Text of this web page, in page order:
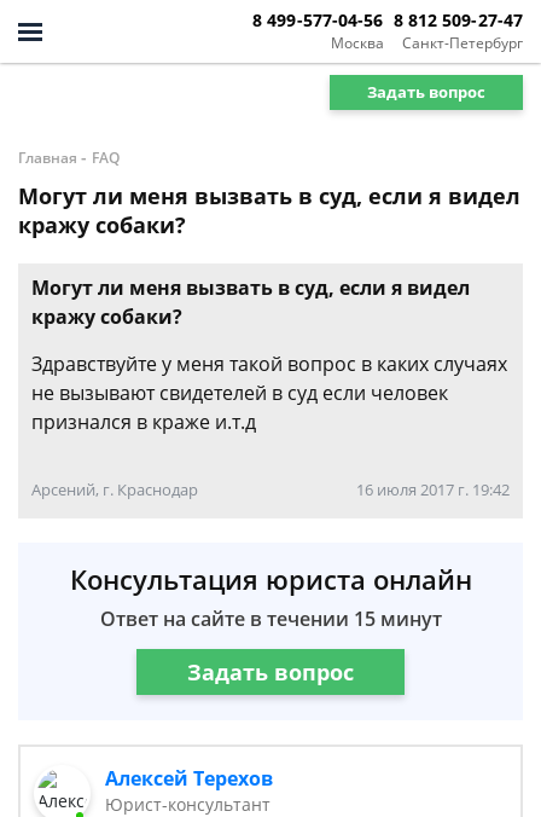
Москва
8 499-577-04-56
Санкт-Петербург
8 812 509-27-47
Задать вопрос
Главная - FAQ
Могут ли меня вызвать в суд, если я видел
кражу собаки?
Могут ли меня вызвать в суд, если я видел
кражу собаки?
Здравствуйте у меня такой вопрос в каких случаях
не вызывают свидетелей в суд если человек
признался в краже и.т.д
Арсений, г. Краснодар 16 июля 2017 г. 19:42
Консультация юриста онлайн
Ответ на сайте в течении 15 минут
Задать вопрос
Алексей Терехов
Юрист-консультант